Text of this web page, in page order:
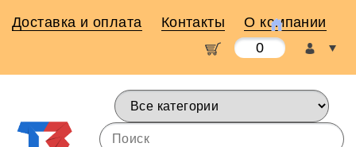
Доставка и оплата Контакты
О компании
0